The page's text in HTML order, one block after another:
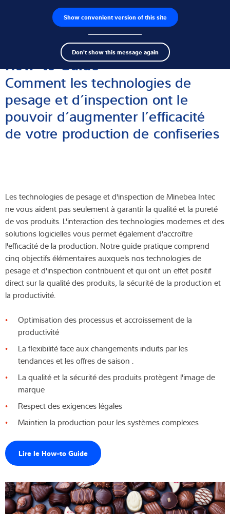
Show convenient version of this site
Don't show this message again
Recherche de produits Emplois
Search
term
Capteurs de pesage
Électroniques de pesage
Balances industrielles
Solutions d'inspection
Solutions individuelles
Service
Solutions Industrielles
Expertise et connaissances
À propos de nous
Actualités
Recherche de produits
How-to Guide
Comment les technologies de
pesage et d’inspection ont le
pouvoir d’augmenter l’efficacité
de votre production de confiseries
Les technologies de pesage et d'inspection de Minebea Intec
ne vous aident pas seulement à garantir la qualité et la pureté
de vos produits. L'interaction des technologies modernes et des
solutions logicielles vous permet également d'accroître
l'efficacité de la production. Notre guide pratique comprend
cinq objectifs élémentaires auxquels nos technologies de
pesage et d'inspection contribuent et qui ont un effet positif
direct sur la qualité des produits, la sécurité de la production et
la productivité.
Optimisation des processus et accroissement de la
productivité
La flexibilité face aux changements induits par les
tendances et les offres de saison .
La qualité et la sécurité des produits protègent l'image de
marque
Respect des exigences légales
Maintien la production pour les systèmes complexes
Lire le How-to Guide